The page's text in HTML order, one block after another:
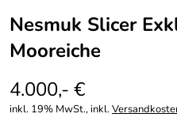
Nesmuk Slicer
Mooreiche
4.000,- €
inkl. 19% MwSt., inkl.